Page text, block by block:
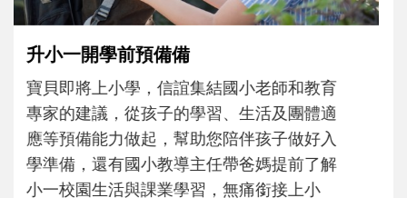
每到夏天 我要去海邊~ 和孩子玩「水」
消暑趣！
每到夏天，孩子最期待的就是玩水了！不論
在家玩、到泳池練習，或去海邊踏浪尋寶，
都是消暑放電、刺激五感的好機會。不妨從
親水準備和戲水安全開始，陪孩子玩得開心